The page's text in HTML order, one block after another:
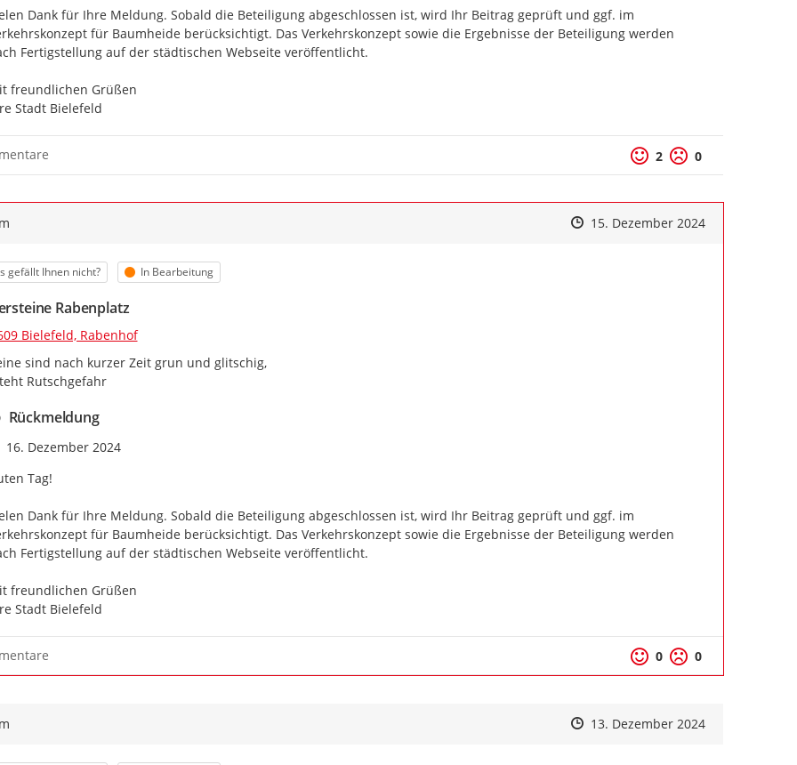
Dank für Ihre Meldung. Sobald die Beteiligung abgeschlossen ist, wird Ihr Beitrag geprüft und ggf. im
für Baumheide berücksichtigt. Das Verkehrskonzept sowie die Ergebnisse der Beteiligung werden
Fertigstellung auf der städtischen Webseite veröffentlicht.
freundlichen Grüßen
Stadt Bielefeld
Positive Bewertung
2 Negative
0
Zeitpunkt des Erstellens
Zeitpunkt des Erstellens
15. Dezember 2024Zur Äußerung
gefällt Ihnen nicht? Status
In Bearbeitung
Rabenplatz
Bielefeld, Rabenhof
sind nach kurzer Zeit grun und glitschig,
Rutschgefahr
Rückmeldung
Zeitpunkt des Erstellens
16. Dezember 2024
Tag!
Dank für Ihre Meldung. Sobald die Beteiligung abgeschlossen ist, wird Ihr Beitrag geprüft und ggf. im
für Baumheide berücksichtigt. Das Verkehrskonzept sowie die Ergebnisse der Beteiligung werden
Fertigstellung auf der städtischen Webseite veröffentlicht.
freundlichen Grüßen
Stadt Bielefeld
Positive Bewertung
0 Negative
0
Zeitpunkt des Erstellens
Zeitpunkt des Erstellens
13. Dezember 2024Zur Äußerung